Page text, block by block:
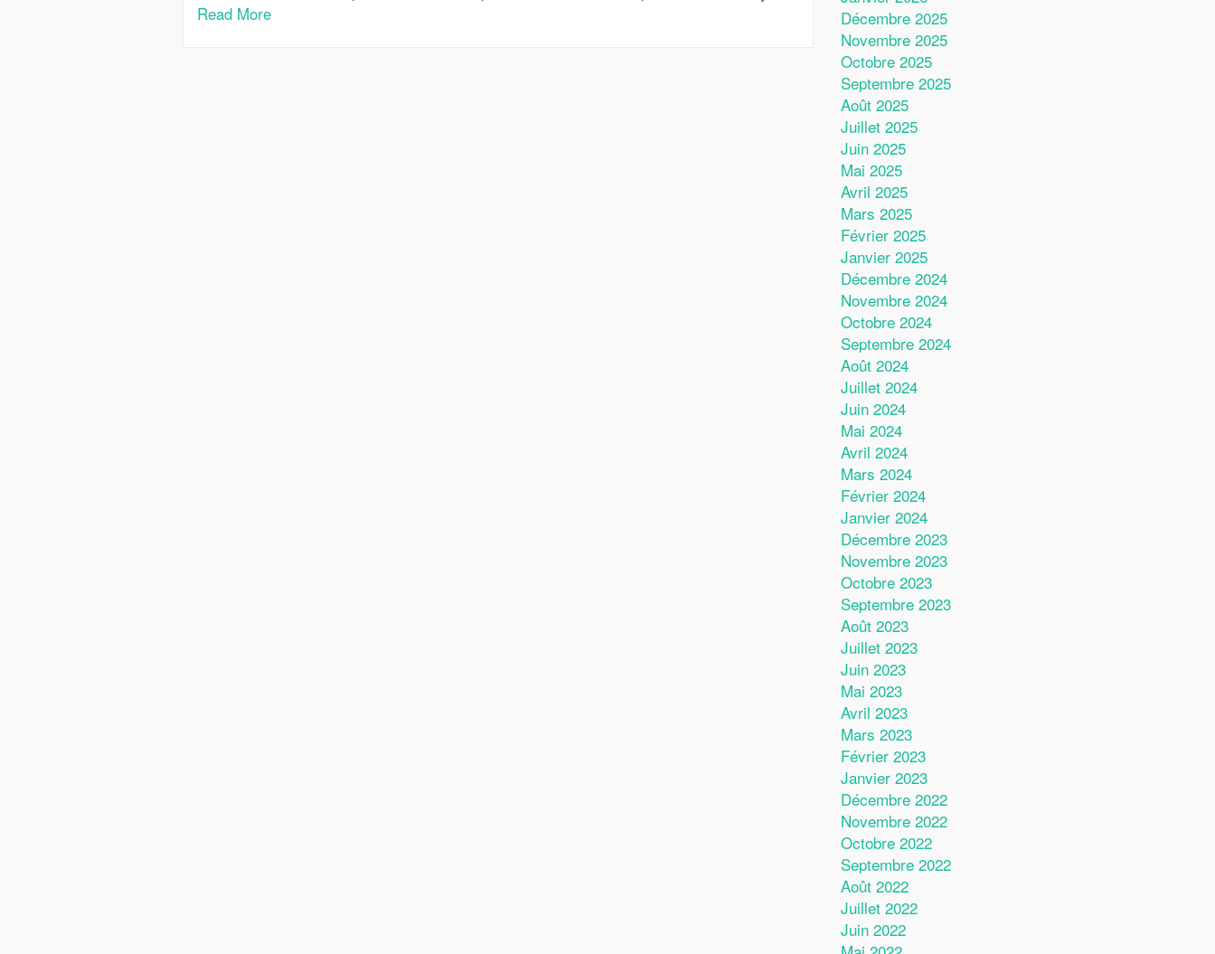
Read More
Décembre 2025
Novembre 2025
Octobre 2025
Septembre 2025
Août 2025
Juillet 2025
Juin 2025
Mai 2025
Avril 2025
Mars 2025
Février 2025
Janvier 2025
Décembre 2024
Novembre 2024
Octobre 2024
Septembre 2024
Août 2024
Juillet 2024
Juin 2024
Mai 2024
Avril 2024
Mars 2024
Février 2024
Janvier 2024
Décembre 2023
Novembre 2023
Octobre 2023
Septembre 2023
Août 2023
Juillet 2023
Juin 2023
Mai 2023
Avril 2023
Mars 2023
Février 2023
Janvier 2023
Décembre 2022
Novembre 2022
Octobre 2022
Septembre 2022
Août 2022
Juillet 2022
Juin 2022